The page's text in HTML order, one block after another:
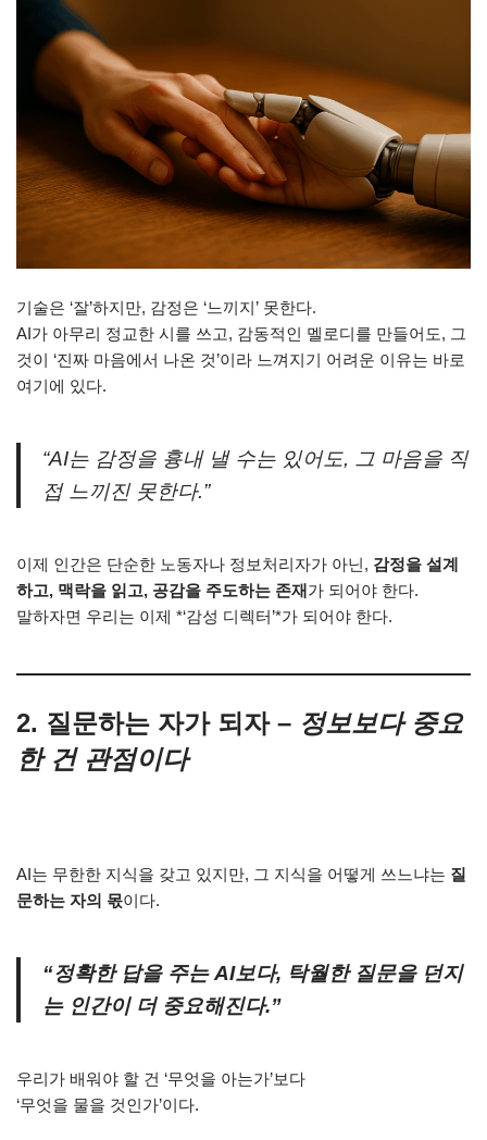
기술은 ‘잘’하지만, 감정은 ‘느끼지’ 못한다.
AI가 아무리 정교한 시를 쓰고, 감동적인 멜로디를 만들어도, 그
것이 ‘진짜 마음에서 나온 것’이라 느껴지기 어려운 이유는 바로
여기에 있다.
“AI는 감정을 흉내 낼 수는 있어도, 그 마음을 직
접 느끼진 못한다.”
이제 인간은 단순한 노동자나 정보처리자가 아닌, 감정을 설계
하고, 맥락을 읽고, 공감을 주도하는 존재가 되어야 한다.
말하자면 우리는 이제 *‘감성 디렉터’*가 되어야 한다.
2. 질문하는 자가 되자 – 정보보다 중요
한 건 관점이다
AI는 무한한 지식을 갖고 있지만, 그 지식을 어떻게 쓰느냐는 질
문하는 자의 몫이다.
“정확한 답을 주는 AI보다, 탁월한 질문을 던지
는 인간이 더 중요해진다.”
우리가 배워야 할 건 ‘무엇을 아는가’보다
‘무엇을 물을 것인가’이다.